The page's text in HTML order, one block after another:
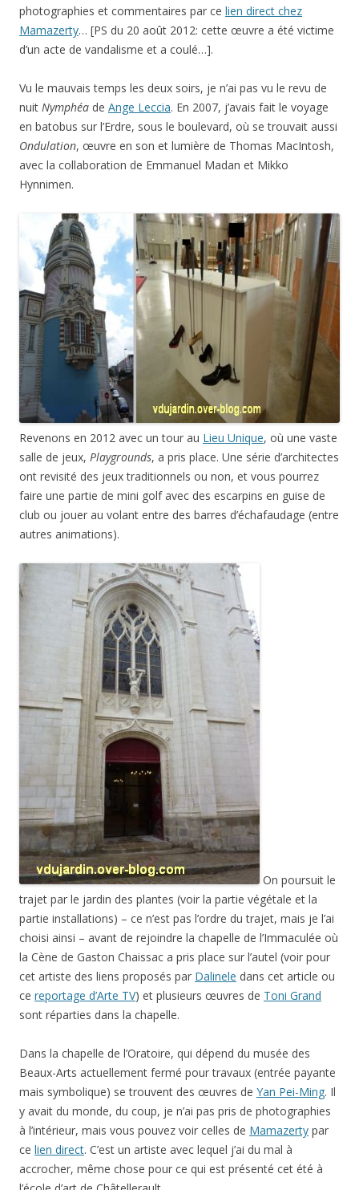
photographies et commentaires par ce lien direct chez
Mamazerty… [PS du 20 août 2012: cette œuvre a été victime
d’un acte de vandalisme et a coulé…].
Vu le mauvais temps les deux soirs, je n’ai pas vu le revu de
nuit Nymphéa de Ange Leccia. En 2007, j’avais fait le voyage
en batobus sur l’Erdre, sous le boulevard, où se trouvait aussi
Ondulation, œuvre en son et lumière de Thomas MacIntosh,
avec la collaboration de Emmanuel Madan et Mikko
Hynnimen.
Revenons en 2012 avec un tour au Lieu Unique, où une vaste
salle de jeux, Playgrounds, a pris place. Une série d’architectes
ont revisité des jeux traditionnels ou non, et vous pourrez
faire une partie de mini golf avec des escarpins en guise de
club ou jouer au volant entre des barres d’échafaudage (entre
autres animations).
On poursuit le
trajet par le jardin des plantes (voir la partie végétale et la
partie installations) – ce n’est pas l’ordre du trajet, mais je l’ai
choisi ainsi – avant de rejoindre la chapelle de l’Immaculée où
la Cène de Gaston Chaissac a pris place sur l’autel (voir pour
cet artiste des liens proposés par Dalinele dans cet article ou
ce reportage d’Arte TV) et plusieurs œuvres de Toni Grand
sont réparties dans la chapelle.
Dans la chapelle de l’Oratoire, qui dépend du musée des
Beaux-Arts actuellement fermé pour travaux (entrée payante
mais symbolique) se trouvent des œuvres de Yan Pei-Ming. Il
y avait du monde, du coup, je n’ai pas pris de photographies
à l’intérieur, mais vous pouvez voir celles de Mamazerty par
ce lien direct. C’est un artiste avec lequel j’ai du mal à
accrocher, même chose pour ce qui est présenté cet été à